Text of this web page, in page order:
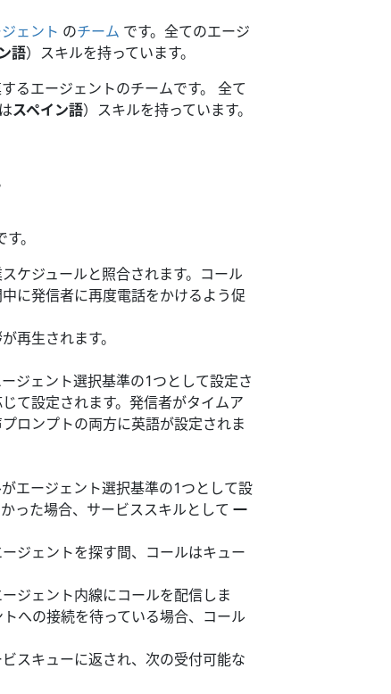
ェント のチーム です。全てのエージ
語）スキルを持っています。
るエージェントのチームです。 全て
スペイン語）スキルを持っています。
。
ケジュールと照合されます。コール
に発信者に再度電話をかけるよう促
再生されます。
ジェント選択基準の1つとして設定さ
て設定されます。発信者がタイムア
ロンプトの両方に英語が設定されま
エージェント選択基準の1つとして設
った場合、サービススキルとして一
ジェントを探す間、コールはキュー
ジェント内線にコールを配信しま
への接続を待っている場合、コール
スキューに返され、次の受付可能な